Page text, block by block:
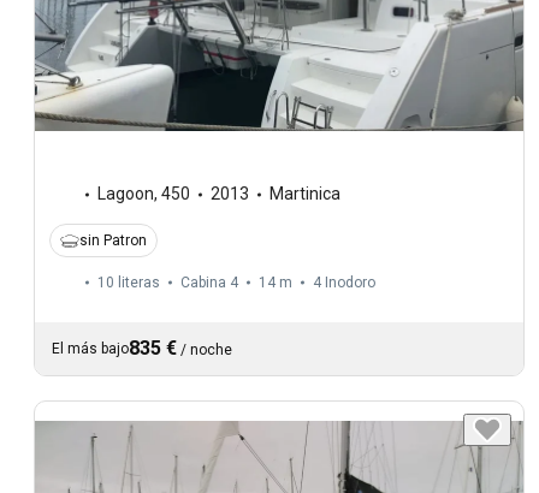
Lagoon, 450 2013 Martinica
sin Patron
10 literas Cabina 4 14 m 4 Inodoro
El más bajo835 € / noche